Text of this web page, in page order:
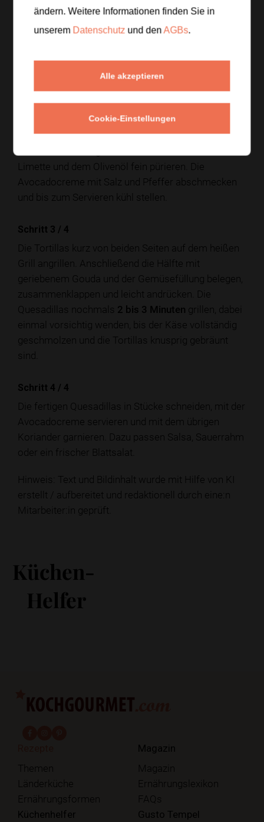
Paprika entkernen und klein würfeln.
Frühlingszwiebeln und Chilischote in feine Ringe
abgetropften Mais vermengen und mit Salz
Avocado halbieren, Kern und Schale entfernen und
Limette und dem Olivenöl fein pürieren. Die
Avocadocreme mit Salz und Pfeffer abschmecken
und bis zum Servieren kühl stellen.
Schritt 3 / 4
Die Tortillas kurz von beiden Seiten auf dem heißen
Grill angrillen. Anschließend die Hälfte mit
geriebenem Gouda und der Gemüsefüllung belegen,
zusammenklappen und leicht andrücken. Die
Quesadillas nochmals 2 bis 3 Minuten grillen, dabei
einmal vorsichtig wenden, bis der Käse vollständig
geschmolzen und die Tortillas knusprig gebräunt
sind.
Schritt 4 / 4
Die fertigen Quesadillas in Stücke schneiden, mit der
Avocadocreme servieren und mit dem übrigen
Koriander garnieren. Dazu passen Salsa, Sauerrahm
oder ein frischer Blattsalat.
Hinweis: Text und Bildinhalt wurde mit Hilfe von KI
erstellt / aufbereitet und redaktionell durch eine:n
Mitarbeiter:in geprüft.
Küchen-
Helfer
Themen
Länderküche
Ernährungsformen
Magazin
Magazin
Ernährungslexikon
FAQs
Küchenhelfer Gusto Tempel
ändern. Weitere Informationen finden Sie in
unserem Datenschutz und denAGBs.
Alle akzeptieren
Cookie-Einstellungen